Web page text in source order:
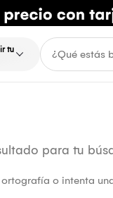
tu
para tu
o intenta